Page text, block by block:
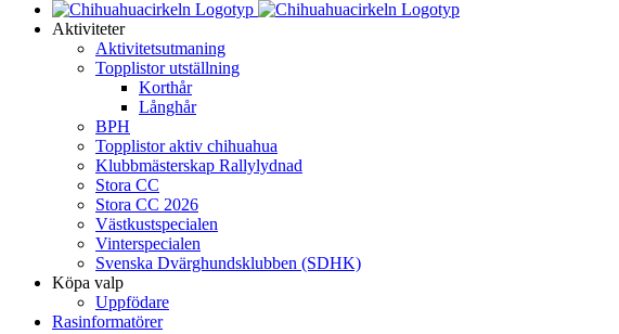
Aktiviteter
Aktivitetsutmaning
Topplistor utställning
Korthår
Långhår
BPH
Topplistor aktiv chihuahua
Klubbmästerskap Rallylydnad
Stora CC
Stora CC 2026
Västkustspecialen
Vinterspecialen
Svenska Dvärghundsklubben (SDHK)
Köpa valp
Uppfödare
Rasinformatörer